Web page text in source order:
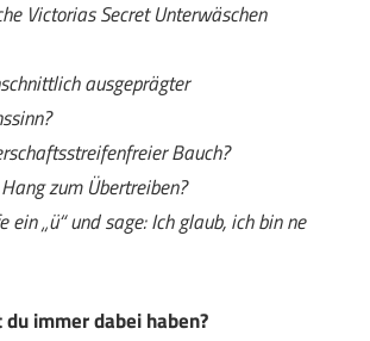
Victorias Secret Unterwäschen
ausgeprägter
Bauch?
zum Übertreiben?
„ü“ und sage: Ich glaub, ich bin ne
immer dabei haben?